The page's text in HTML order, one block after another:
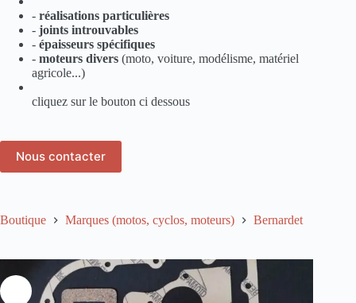
Boutique Marques (motos, cyclos, moteurs) Bernardet
- réalisations particulières
- joints introuvables
- épaisseurs spécifiques
- moteurs divers (moto, voiture, modélisme, matériel
agricole...)
cliquez sur le bouton ci dessous
Nous contacter